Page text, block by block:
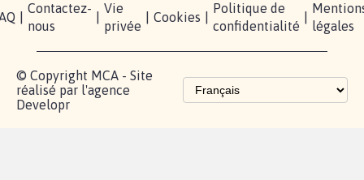
Contactez-
nous
Vie
privée
Cookies
Politique de
confidentialité
légales
© Copyright MCA - Site
réalisé par l'agence
Developr